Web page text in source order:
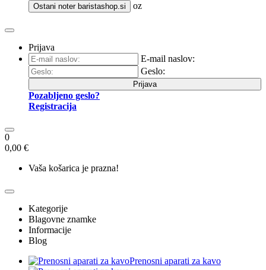
Ostani noter baristashop.si oz
Prijava
E-mail naslov:
Geslo:
Prijava
Pozabljeno geslo?
Registracija
0
0,00 €
Vaša košarica je prazna!
Kategorije
Blagovne znamke
Informacije
Blog
Prenosni aparati za kavo